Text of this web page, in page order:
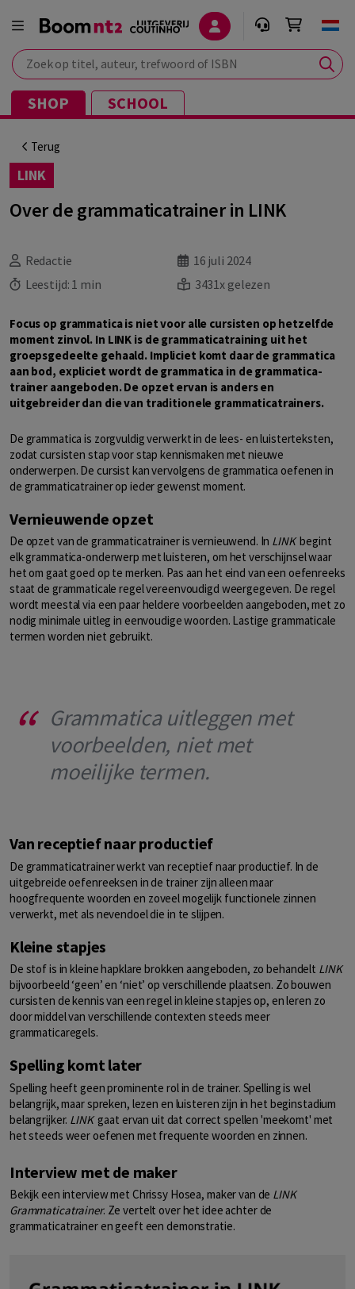
Zoek op titel, auteur, trefwoord of ISBN
SHOP SCHOOL
Terug
LINK
Over de grammaticatrainer in LINK
Redactie
16 juli 2024
Leestijd: 1 min 3431x gelezen
Focus op grammatica is niet voor alle cursisten op hetzelfde
moment zinvol. In LINK is de grammaticatraining uit het
groepsgedeelte gehaald. Impliciet komt daar de grammatica
aan bod, expliciet wordt de grammatica in de grammatica-
trainer aangeboden. De opzet ervan is anders en
uitgebreider dan die van traditionele grammaticatrainers.
De grammatica is zorgvuldig verwerkt in de lees- en luisterteksten,
zodat cursisten stap voor stap kennismaken met nieuwe
onderwerpen. De cursist kan vervolgens de grammatica oefenen in
de grammaticatrainer op ieder gewenst moment.
Vernieuwende opzet
De opzet van de grammaticatrainer is vernieuwend. In LINKbegint
elk grammatica-onderwerp met luisteren, om het verschijnsel waar
het om gaat goed op te merken. Pas aan het eind van een oefenreeks
staat de grammaticale regel vereenvoudigd weergegeven. De regel
wordt meestal via een paar heldere voorbeelden aangeboden, met zo
nodig minimale uitleg in eenvoudige woorden. Lastige grammaticale
termen worden niet gebruikt.
Grammatica uitleggen met
voorbeelden, niet met
moeilijke termen.
Van receptief naar productief
De grammaticatrainer werkt van receptief naar productief. In de
uitgebreide oefenreeksen in de trainer zijn alleen maar
hoogfrequente woorden en zoveel mogelijk functionele zinnen
verwerkt, met als nevendoel die in te slijpen.
Kleine stapjes
De stof is in kleine hapklare brokken aangeboden, zo behandelt LINK
bijvoorbeeld ‘geen’ en ‘niet’ op verschillende plaatsen. Zo bouwen
cursisten de kennis van een regel in kleine stapjes op, en leren zo
door middel van verschillende contexten steeds meer
grammaticaregels.
Spelling komt later
Spelling heeft geen prominente rol in de trainer. Spelling is wel
belangrijk, maar spreken, lezen en luisteren zijn in het beginstadium
belangrijker. LINKgaat ervan uit dat correct spellen 'meekomt' met
het steeds weer oefenen met frequente woorden en zinnen.
Interview met de maker
Bekijk een interview met Chrissy Hosea, maker van de LINK
Grammaticatrainer. Ze vertelt over het idee achter de
grammaticatrainer en geeft een demonstratie.